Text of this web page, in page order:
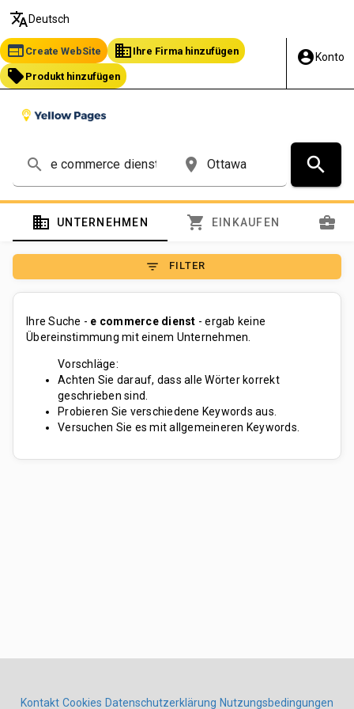
translate Deutsch
web Create WebSite business Ihre Firma hinzufügen
local_offer Produkt hinzufügen
account_circle Konto
search place search
domain UNTERNEHMEN shopping_cart EINKAUFEN business_center
filter_list FILTER
Ihre Suche - e commerce dienst - ergab keine
Übereinstimmung mit einem Unternehmen.
Vorschläge:
Achten Sie darauf, dass alle Wörter korrekt
geschrieben sind.
Probieren Sie verschiedene Keywords aus.
Versuchen Sie es mit allgemeineren Keywords.
Kontakt Cookies Datenschutzerklärung Nutzungsbedingungen